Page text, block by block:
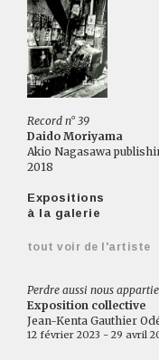
Record n° 39
Daido Moriyama
Akio Nagasawa
2018
Expositions
à la galerie
tout voir de l'artiste
Perdre aussi nous
Exposition collective
Jean-Kenta Gauthier
12 février 2023 - 29 avril